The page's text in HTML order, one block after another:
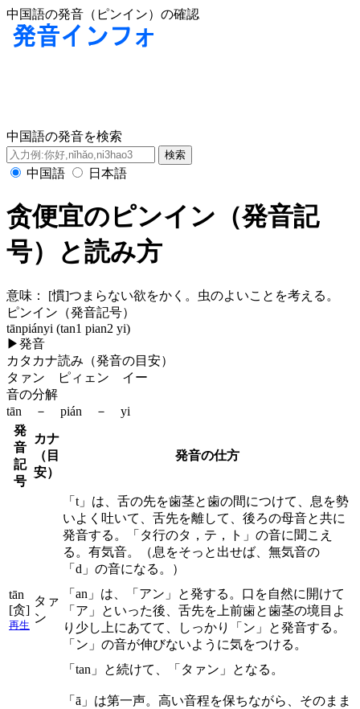
中国語の発音（ピンイン）の確認
中国語の発音を検索
中国語 日本語
贪便宜のピンイン（発音記
号）と読み方
意味：
[慣]つまらない欲をかく。虫のよいことを考える。
ピンイン（発音記号）
tānpiányi (tan1 pian2 yi)
▶発音
カタカナ読み（発音の目安）
タァン ピィェン イー
音の分解
tān － pián － yi
発
音
記
号
カナ
（目
安）
発音の仕方
tān
[贪]
再生
タァ
ン
「t」は、舌の先を歯茎と歯の間につけて、息を勢
いよく吐いて、舌先を離して、後ろの母音と共に
発音する。「タ行のタ，テ，ト」の音に聞こえ
る。有気音。（息をそっと出せば、無気音の
「d」の音になる。）
「an」は、「アン」と発する。口を自然に開けて
「ア」といった後、舌先を上前歯と歯茎の境目よ
り少し上にあてて、しっかり「ン」と発音する。
「ン」の音が伸びないように気をつける。
「tan」と続けて、「タァン」となる。
「ā」は第一声。高い音程を保ちながら、そのまま